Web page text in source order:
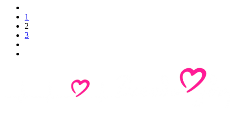
1
2
3